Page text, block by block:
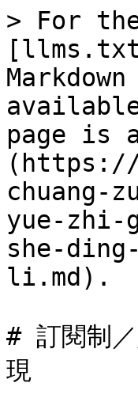
> For
page is
(https://
chuang-
yue-zhi-
she-
li.md).
# 訂閱制／
現